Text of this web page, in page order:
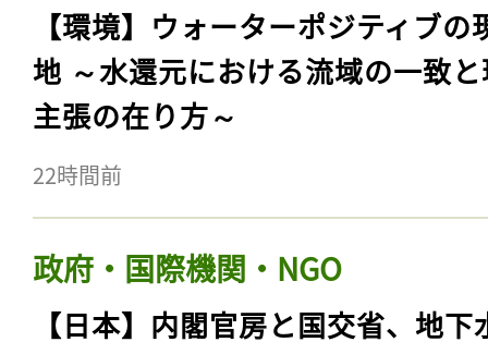
【環境】ウォーターポジティブの
地 ～水還元における流域の一致
主張の在り方～
22時間前
政府・国際機関・NGO
【日本】内閣官房と国交省、地下